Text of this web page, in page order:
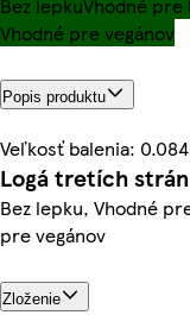
Vhodné pre vegánov
Popis produktu
Veľkosť balenia:
Logá tretích strán
Bez lepku, Vhodné
pre vegánov
Zloženie